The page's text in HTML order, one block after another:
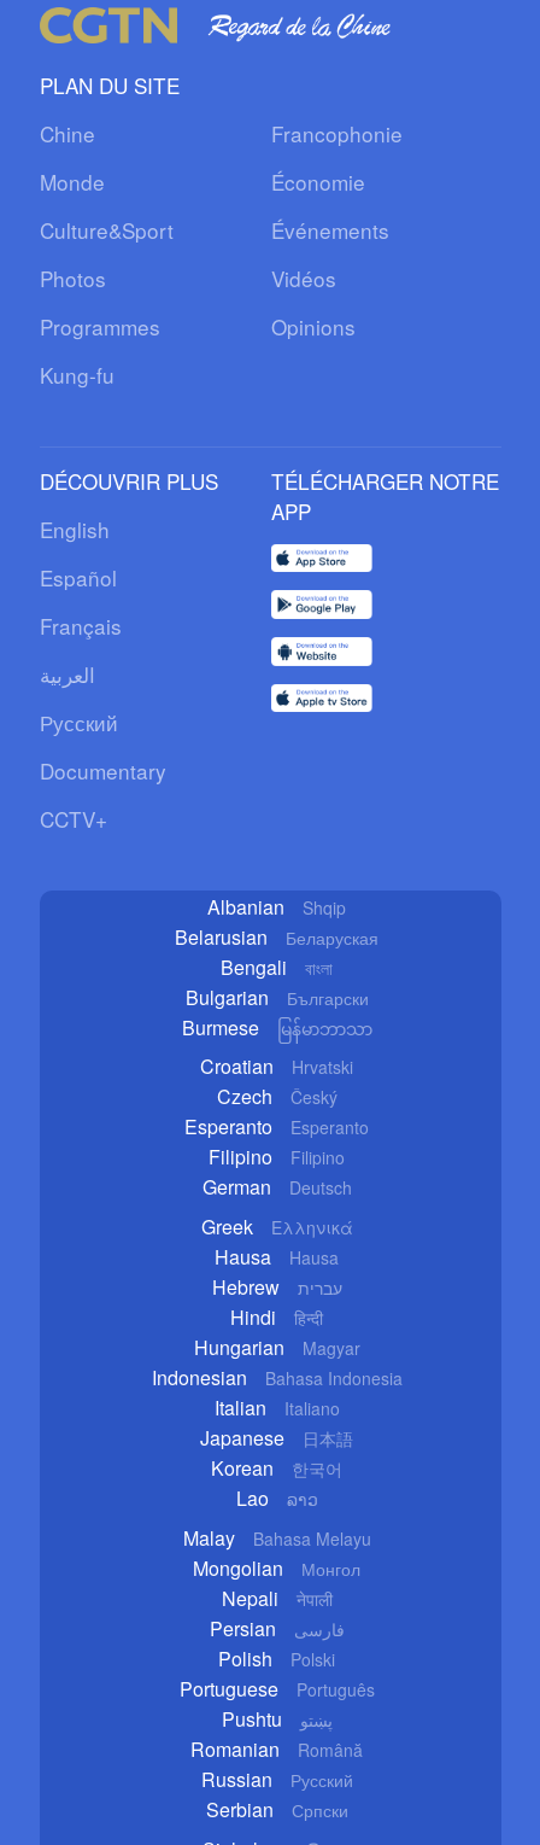
PLAN DU SITE
Chine
Francophonie
Monde
Économie
Culture&Sport
Événements
Photos
Vidéos
Programmes
Opinions
Kung-fu
DÉCOUVRIR PLUS
English
Español
Français
العربية
Русский
Documentary
CCTV+
TÉLÉCHARGER NOTRE
APP
Albanian Shqip
Belarusian Беларуская
Bengali বাংলা
Bulgarian Български
Burmese မြန်မာဘာသာ
Croatian Hrvatski
Czech Český
Esperanto Esperanto
Filipino Filipino
German Deutsch
Greek Ελληνικά
Hausa Hausa
Hebrew עברית
Hindi हिन्दी
Hungarian Magyar
Indonesian Bahasa Indonesia
Italian Italiano
Japanese 日本語
Korean 한국어
Lao ລາວ
Malay Bahasa Melayu
Mongolian Монгол
Nepali नेपाली
Persian فارسی
Polish Polski
Portuguese Português
Pushtu پښتو
Romanian Română
Russian Русский
Serbian Српски